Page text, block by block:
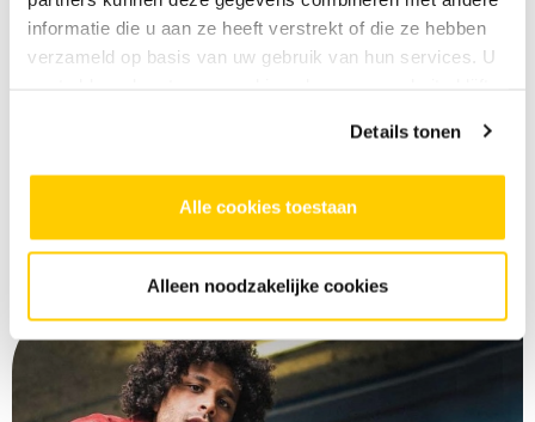
informatie die u aan ze heeft verstrekt of die ze hebben
verzameld op basis van uw gebruik van hun services. U
Details tonen
Alle cookies toestaan
Alleen noodzakelijke cookies
Vragen? Mail naar:klantenservice@skvr.nl